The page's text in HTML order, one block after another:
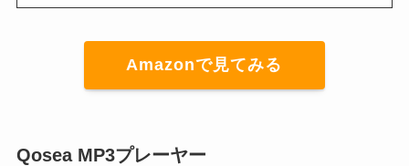
Amazonで見てみる
Qosea MP3プレーヤー